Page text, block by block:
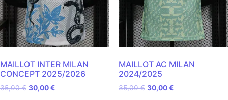
MAILLOT INTER MILAN
CONCEPT 2025/2026
35,00€ 30,00€
MAILLOT AC MILAN
2024/2025
35,00€ 30,00€